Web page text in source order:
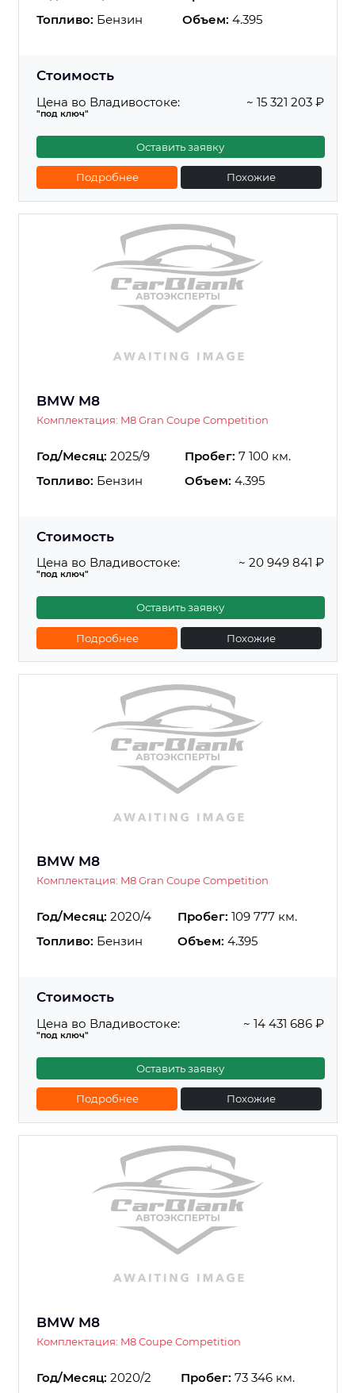
Топливо: Бензин Объем: 4.395
Стоимость
Цена во Владивостоке:
"под ключ"
~ 15 321 203 ₽
Оставить заявку
Подробнее Похожие
BMW M8
Комплектация: M8 Gran Coupe Competition
Год/Месяц: 2025/9 Пробег: 7 100 км.
Топливо: Бензин Объем: 4.395
Стоимость
Цена во Владивостоке:
"под ключ"
~ 20 949 841 ₽
Оставить заявку
Подробнее Похожие
BMW M8
Комплектация: M8 Gran Coupe Competition
Год/Месяц: 2020/4 Пробег: 109 777 км.
Топливо: Бензин Объем: 4.395
Стоимость
Цена во Владивостоке:
"под ключ"
~ 14 431 686 ₽
Оставить заявку
Подробнее Похожие
BMW M8
Комплектация: M8 Coupe Competition
Год/Месяц: 2020/2 Пробег: 73 346 км.